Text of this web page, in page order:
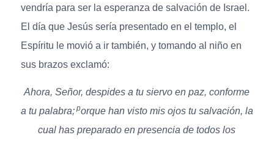
vendría para ser la esperanza de salvación de Israel.
El día que Jesús sería presentado en el templo, el
Espíritu le movió a ir también, y tomando al niño en
sus brazos exclamó:
Ahora, Señor, despides a tu siervo en paz, conforme
a tu palabra;porque han visto mis ojos tu salvación, la
cual has preparado en presencia de todos los